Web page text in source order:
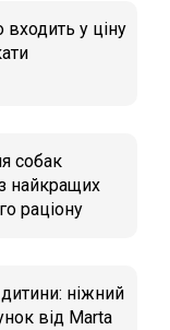
входить у ціну
собак
найкращих
раціону
ніжний
від Marta